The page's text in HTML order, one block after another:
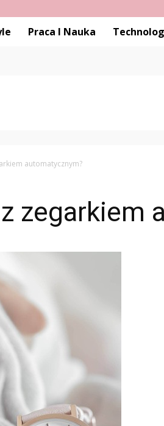
Praca I Nauka
automatycznym?
zegarkiem